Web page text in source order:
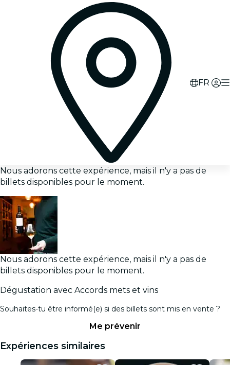
FR
Nous adorons cette expérience, mais il n'y a pas de
billets disponibles pour le moment.
Nous adorons cette expérience, mais il n'y a pas de
billets disponibles pour le moment.
Dégustation avec Accords mets et vins
Souhaites-tu être informé(e) si des billets sont mis en vente ?
Me prévenir
Expériences similaires